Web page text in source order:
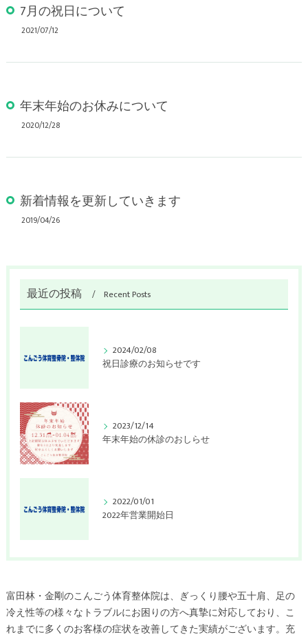
7月の祝日について
2021/07/12
年末年始のお休みについて
2020/12/28
新着情報を更新していきます
2019/04/26
最近の投稿 Recent Posts
2024/02/08
祝日診療のお知らせです
2023/12/14
年末年始の休診のおしらせ
2022/01/01
2022年営業開始日
富田林・金剛のこんごう体育整体院は、ぎっくり腰や五十肩、足の
冷え性等の様々なトラブルにお困りの方へ真摯に対応しており、こ
れまでに多くのお客様の症状を改善してきた実績がございます。充